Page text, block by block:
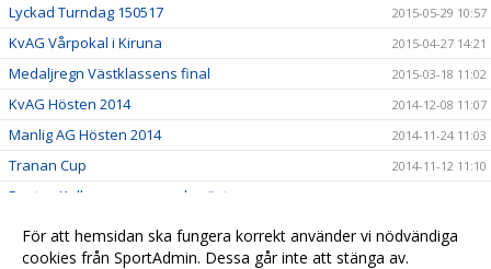
Lyckad Turndag 150517 2015-05-29 10:57
KvAG Vårpokal i Kiruna 2015-04-27 14:21
Medaljregn Västklassens final 2015-03-18 11:02
KvAG Hösten 2014 2014-12-08 11:07
Manlig AG Hösten 2014 2014-11-24 11:03
Tranan Cup 2014-11-12 11:10
Pontus Kallanvaara svensk mästare
Turn Dagen 2014 2014-11-11 14:29
Göteborgs turn träningsläger 2014-11-11 14:28
För att hemsidan ska fungera korrekt använder vi nödvändiga
cookies från SportAdmin. Dessa går inte att stänga av.